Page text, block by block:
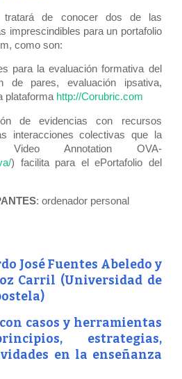
tratará de conocer dos de las
imprescindibles para un portafolio
como son:
para la evaluación formativa del
de pares, evaluación ipsativa,
plataforma http://Corubric.com
de evidencias con recursos
interacciones colectivas que la
Video Annotation OVA-
) facilita para el ePortafolio del
: ordenador personal
José Fuentes Abeledo y
Carril (Universidad de
casos y herramientas
estrategias,
en la enseñanza